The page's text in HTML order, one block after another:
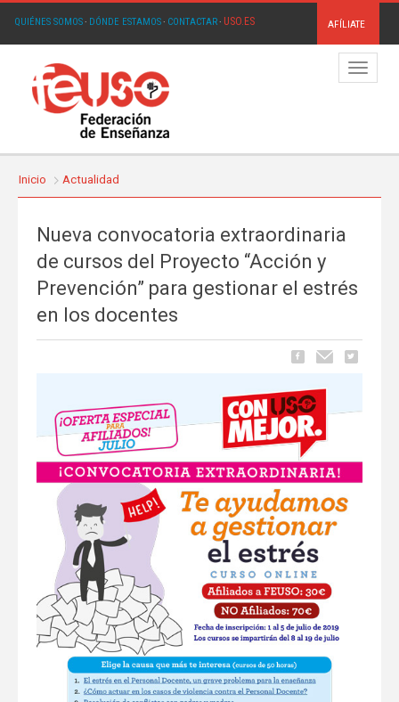
QUIÉNES SOMOS· DÓNDE ESTAMOS· CONTACTAR· USO.ES AFÍLIATE
Menú
Inicio Actualidad
Nueva convocatoria extraordinaria
de cursos del Proyecto “Acción y
Prevención” para gestionar el estrés
en los docentes